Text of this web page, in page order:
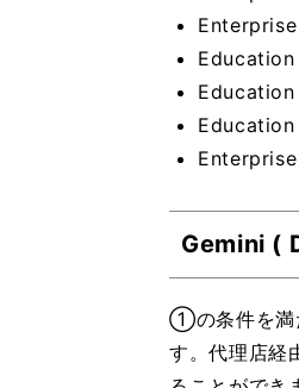
Education
Gemini (
①の条件を満
す。代理店経